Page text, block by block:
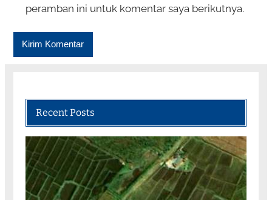
peramban ini untuk komentar saya berikutnya.
Recent Posts